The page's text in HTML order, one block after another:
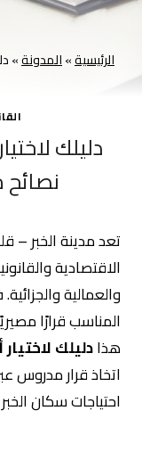
الرئيسية»المدونة»
دليلك
تعد مدينة الخبر –
الاقتصادية
والعمالية
المناسب قرارًا
هذادليلك
اتخاذ قرار مدروس
احتياجات سكان